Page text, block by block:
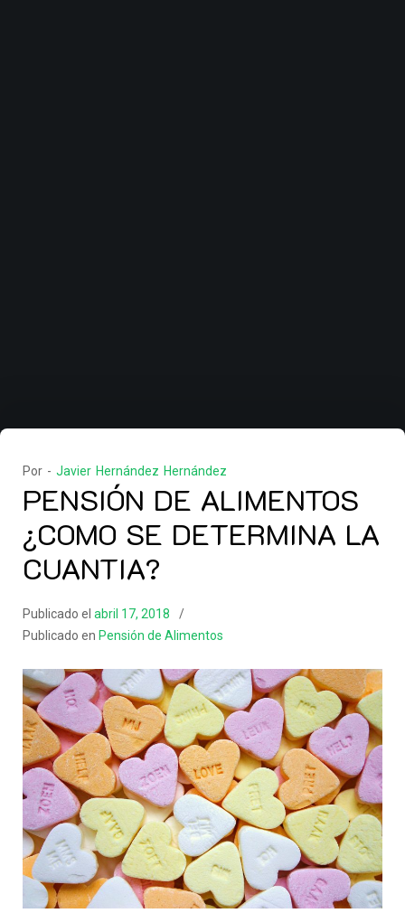
Por - Javier Hernández Hernández
PENSIÓN DE ALIMENTOS
¿COMO SE DETERMINA LA
CUANTIA?
Publicado el abril 17, 2018
Publicado en Pensión de Alimentos